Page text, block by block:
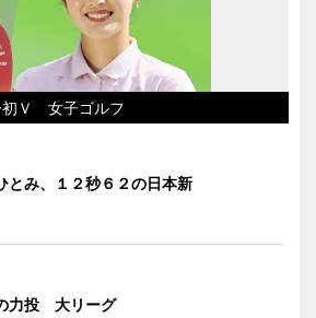
初Ｖ 女子ゴルフ
とみ、１２秒６２の日本新
力投 大リーグ